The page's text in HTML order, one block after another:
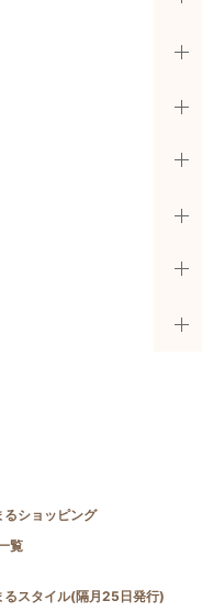
るショッピング
覧
るスタイル(隔月25日発行)